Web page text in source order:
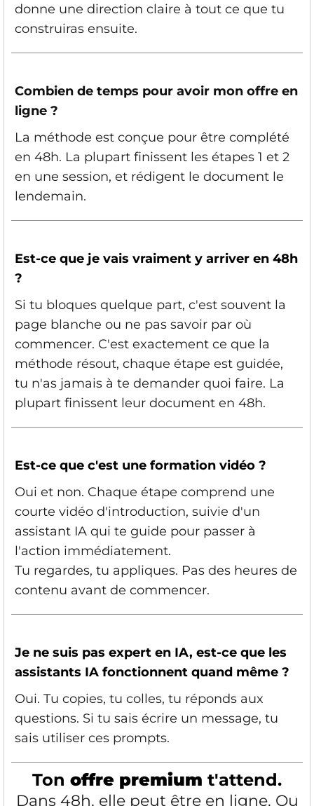
donne une direction claire à tout ce que tu
construiras ensuite.
Combien de temps pour avoir mon offre en
ligne ?
La méthode est conçue pour être complété
en 48h. La plupart finissent les étapes 1 et 2
en une session, et rédigent le document le
lendemain.
Est-ce que je vais vraiment y arriver en 48h
?
Si tu bloques quelque part, c'est souvent la
page blanche ou ne pas savoir par où
commencer. C'est exactement ce que la
méthode résout, chaque étape est guidée,
tu n'as jamais à te demander quoi faire. La
plupart finissent leur document en 48h.
Est-ce que c'est une formation vidéo ?
Oui et non. Chaque étape comprend une
courte vidéo d'introduction, suivie d'un
assistant IA qui te guide pour passer à
l'action immédiatement.
Tu regardes, tu appliques. Pas des heures de
contenu avant de commencer.
Je ne suis pas expert en IA, est-ce que les
assistants IA fonctionnent quand même ?
Oui. Tu copies, tu colles, tu réponds aux
questions. Si tu sais écrire un message, tu
sais utiliser ces prompts.
Ton offre premium t'attend.
Dans 48h, elle peut être en ligne. Ou